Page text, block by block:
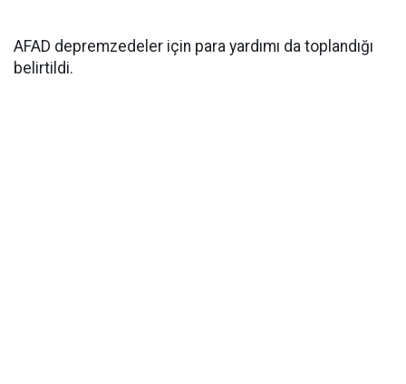
AFAD depremzedeler için para yardımı da toplandığı
belirtildi.